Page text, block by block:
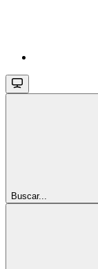
Buscar...